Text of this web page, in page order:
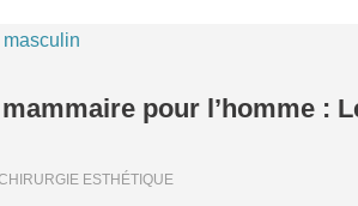
pour l’homme :
ESTHÉTIQUE